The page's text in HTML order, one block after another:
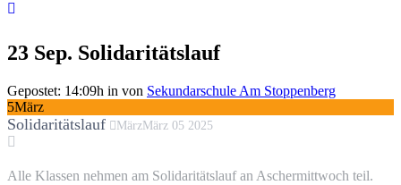
23 Sep. Solidaritätslauf
Gepostet: 14:09h in von Sekundarschule Am Stoppenberg
5März
Solidaritätslauf MärzMärz 05 2025
Alle Klassen nehmen am Solidaritätslauf an Aschermittwoch teil.